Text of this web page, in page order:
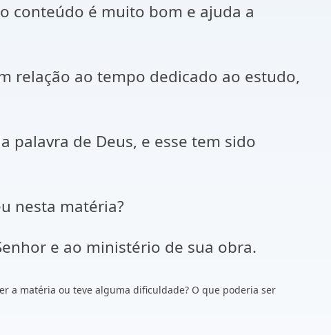
conteúdo é muito bom e ajuda a
ao tempo dedicado ao estudo,
palavra de Deus, e esse tem sido
matéria?
e ao ministério de sua obra.
a matéria ou teve alguma dificuldade? O que poderia ser